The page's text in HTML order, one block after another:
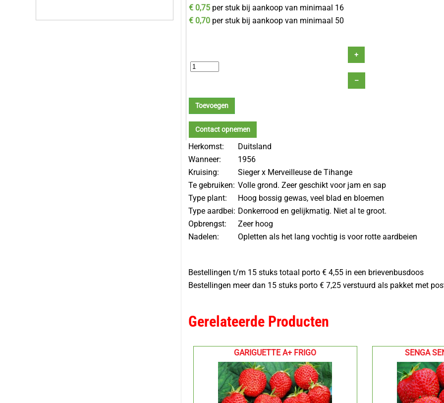
€ 0,75 per stuk bij aankoop van minimaal 16
€ 0,70 per stuk bij aankoop van minimaal 50
+
–
Toevoegen
Contact opnemen
Herkomst:
Duitsland
Wanneer:
1956
Kruising:
Sieger x Merveilleuse de Tihange
Te gebruiken: Volle grond. Zeer geschikt voor jam en sap
Type plant:
Hoog bossig gewas, veel blad en bloemen
Type aardbei: Donkerrood en gelijkmatig. Niet al te groot.
Opbrengst:
Zeer hoog
Nadelen:
Opletten als het lang vochtig is voor rotte aardbeien
Bestellingen t/m 15 stuks totaal porto € 4,55 in een brievenbusdoos
Bestellingen meer dan 15 stuks porto € 7,25 verstuurd als pakket met
Gerelateerde Producten
GARIGUETTE A+ FRIGO SENGA